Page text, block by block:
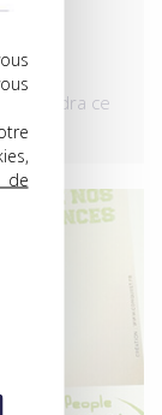
de
se tiendra ce